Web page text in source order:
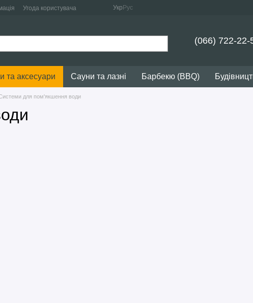
Угода користувача Укр Рус
(066) 722-22-
та аксесуари Сауни та лазні Барбекю (BBQ)
для пом'якшення води